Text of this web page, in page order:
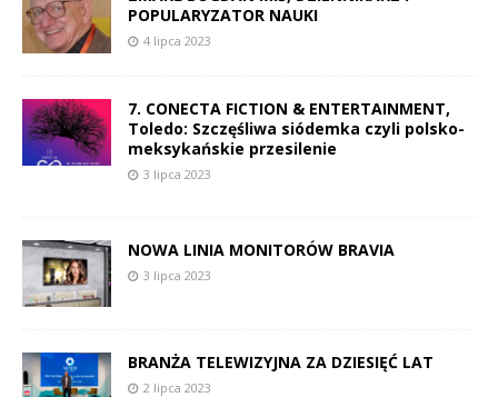
POPULARYZATOR NAUKI
4 lipca 2023
7. CONECTA FICTION & ENTERTAINMENT,
Toledo: Szczęśliwa siódemka czyli polsko-
meksykańskie przesilenie
3 lipca 2023
NOWA LINIA MONITORÓW BRAVIA
3 lipca 2023
BRANŻA TELEWIZYJNA ZA DZIESIĘĆ LAT
2 lipca 2023